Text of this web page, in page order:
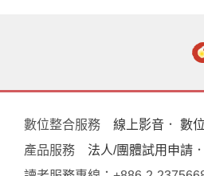
數位整合服務 線上影音 ． 數
產品服務
法人/團體試用申請 ．